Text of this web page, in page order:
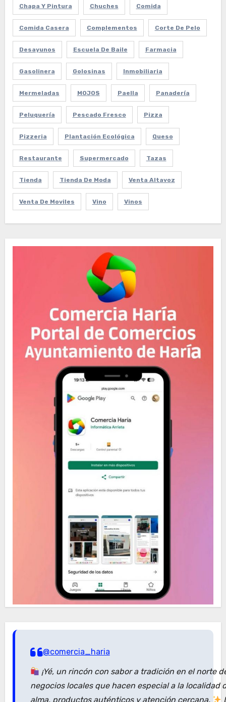
Chapa Y Pintura Chuches Comida
Comida Casera Complementos Corte De Pelo
Desayunos Escuela De Baile Farmacia
Gasolinera Golosinas Inmobiliaria
Mermeladas MOJOS Paella Panadería
Peluquería Pescado Fresco Pizza
Pizzeria Plantación Ecológica Queso
Restaurante Supermercado Tazas
Tienda Tienda De Moda Venta Altavoz
Venta De Moviles Vino Vinos
@comercia_haria
¡Yé, un rincón con sabor a tradición en el norte
negocios locales que hacen especial a la localidad
alma, productos auténticos y atención cercana.